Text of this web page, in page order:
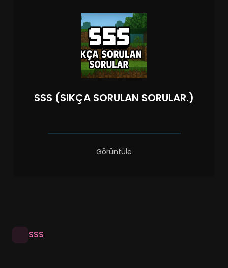
SSS (SIKÇA SORULAN SORULAR.)
Görüntüle
SSS